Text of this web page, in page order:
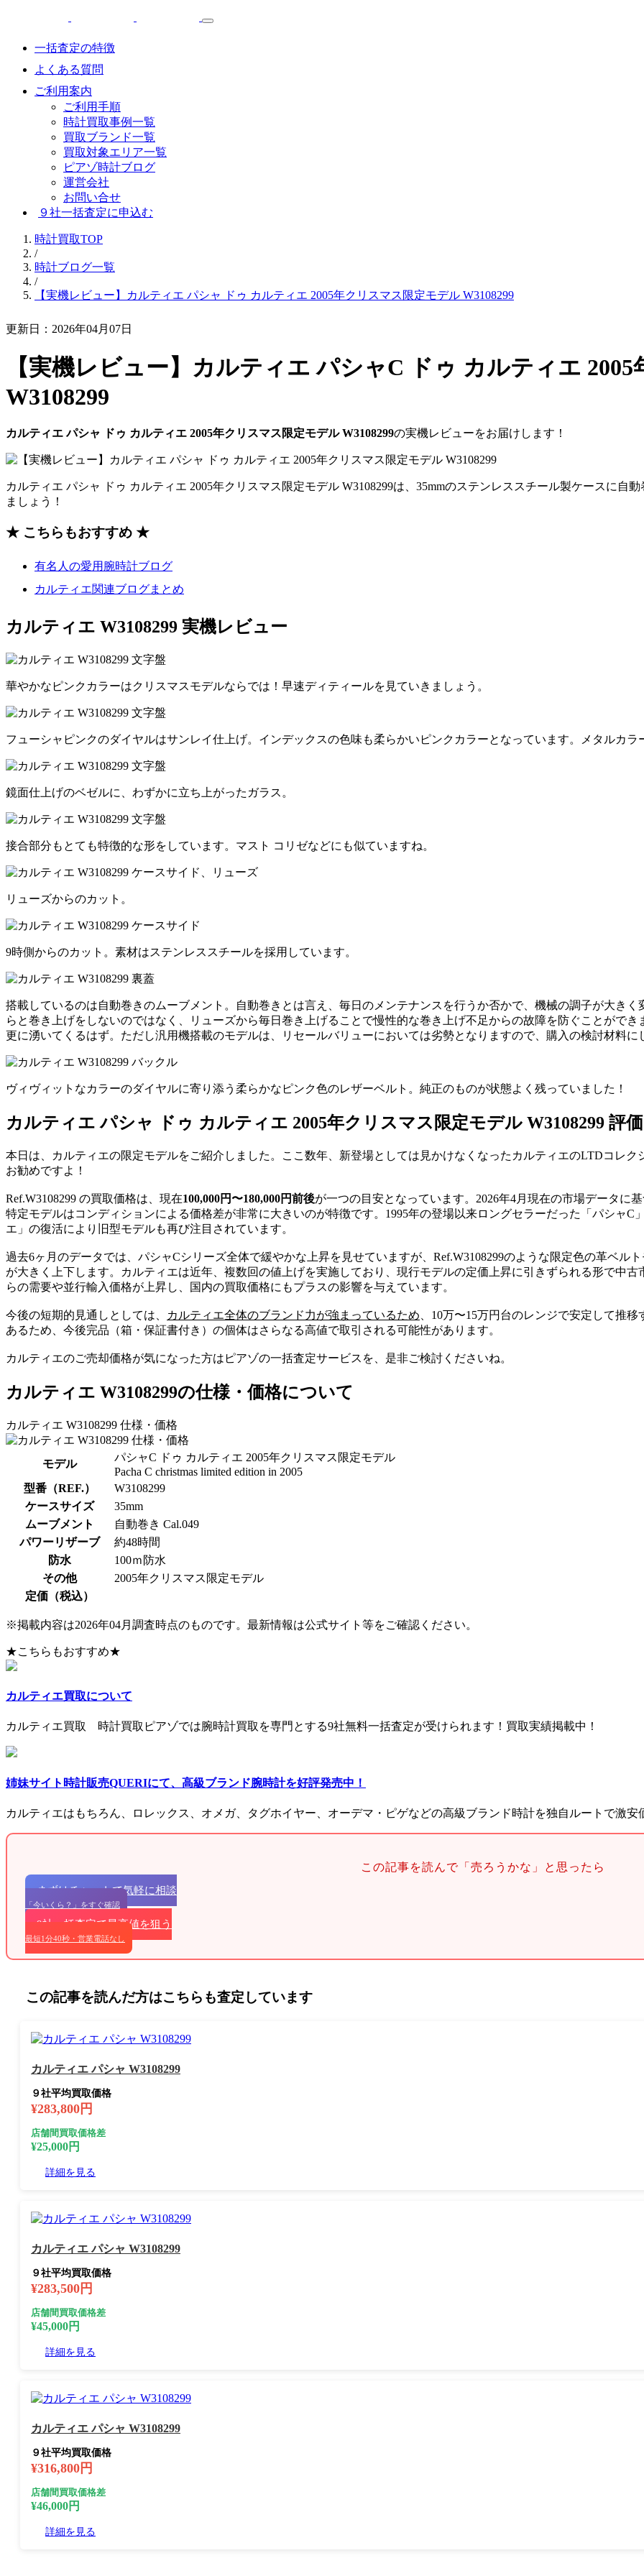
一括査定の特徴
よくある質問
ご利用案内
ご利用手順
時計買取事例一覧
買取ブランド一覧
買取対象エリア一覧
ピアゾ時計ブログ
運営会社
お問い合せ
９社一括査定に申込む
時計買取TOP
/
時計ブログ一覧
/
【実機レビュー】カルティエ パシャ ドゥ カルティエ 2005年クリスマス限定モデル W3108299
更新日：2026年04月07日
【実機レビュー】カルティエ パシャC ドゥ カルティエ
W3108299
カルティエ パシャ ドゥ カルティエ 2005年クリスマス限定モデル W3108299の実機レビューをお届けします！
カルティエ パシャ ドゥ カルティエ 2005年クリスマス限定モデル W3108299は、35mmのステンレススチール製ケースに自
ましょう！
★ こちらもおすすめ ★
有名人の愛用腕時計ブログ
カルティエ関連ブログまとめ
カルティエ W3108299 実機レビュー
華やかなピンクカラーはクリスマスモデルならでは！早速ディティールを見ていきましょう。
フューシャピンクのダイヤルはサンレイ仕上げ。インデックスの色味も柔らかいピンクカラーとなっています。メタルカラ
鏡面仕上げのベゼルに、わずかに立ち上がったガラス。
接合部分もとても特徴的な形をしています。マスト コリゼなどにも似ていますね。
リューズからのカット。
9時側からのカット。素材はステンレススチールを採用しています。
搭載しているのは自動巻きのムーブメント。自動巻きとは言え、毎日のメンテナンスを行うか否かで、機械の調子が大き
らと巻き上げをしないのではなく、リューズから毎日巻き上げることで慢性的な巻き上げ不足からの故障を防ぐことがで
更に湧いてくるはず。ただし汎用機搭載のモデルは、リセールバリューにおいては劣勢となりますので、購入の検討材料に
ヴィヴィットなカラーのダイヤルに寄り添う柔らかなピンク色のレザーベルト。純正のものが状態よく残っていました！
カルティエ パシャ ドゥ カルティエ 2005年クリスマス限定モデル W3108299 評価
本日は、カルティエの限定モデルをご紹介しました。ここ数年、新登場としては見かけなくなったカルティエのLTDコレ
お勧めですよ！
Ref.W3108299 の買取価格は、現在100,000円〜180,000円前後が一つの目安となっています。2026年4月現在の市場データに
特定モデルはコンディションによる価格差が非常に大きいのが特徴です。1995年の登場以来ロングセラーだった「パシャC
エ」の復活により旧型モデルも再び注目されています。
過去6ヶ月のデータでは、パシャCシリーズ全体で緩やかな上昇を見せていますが、Ref.W3108299のような限定色の革ベル
が大きく上下します。カルティエは近年、複数回の値上げを実施しており、現行モデルの定価上昇に引きずられる形で中
らの需要や並行輸入価格が上昇し、国内の買取価格にもプラスの影響を与えています。
今後の短期的見通しとしては、 カルティエ全体のブランド力が強まっているため 、10万〜15万円台のレンジで安定して推
あるため、今後完品（箱・保証書付き）の個体はさらなる高値で取引される可能性があります。
カルティエのご売却価格が気になった方はピアゾの一括査定サービスを、是非ご検討くださいね。
カルティエ W3108299の仕様・価格について
カルティエ W3108299 仕様・価格
モデル
パシャC ドゥ カルティエ 2005年クリスマス限定モデル
Pacha C christmas limited edition in 2005
型番（REF.）
W3108299
ケースサイズ
35mm
ムーブメント
自動巻き Cal.049
パワーリザーブ
約48時間
防水
100ｍ防水
その他
2005年クリスマス限定モデル
定価（税込）
※掲載内容は2026年04月調査時点のものです。最新情報は公式サイト等をご確認ください。
★こちらもおすすめ★
カルティエ買取について
カルティエ買取 時計買取ピアゾでは腕時計買取を専門とする9社無料一括査定が受けられます！買取実績掲載中！
姉妹サイト時計販売QUERIにて、高級ブランド腕時計を好評発売中！
カルティエはもちろん、ロレックス、オメガ、タグホイヤー、オーデマ・ピゲなどの高級ブランド時計を独自ルートで激安
この記事を読んで「売ろうかな」と思ったら
まずはチャットで気軽に相談
「今いくら？」をすぐ確認
9社一括査定で最高値を狙う
最短1分40秒・営業電話なし
この記事を読んだ方はこちらも査定しています
カルティエ パシャ W3108299
９社平均買取価格
¥283,800円
店舗間買取価格差
¥25,000円
詳細を見る
カルティエ パシャ W3108299
９社平均買取価格
¥283,500円
店舗間買取価格差
¥45,000円
詳細を見る
カルティエ パシャ W3108299
９社平均買取価格
¥316,800円
店舗間買取価格差
¥46,000円
詳細を見る